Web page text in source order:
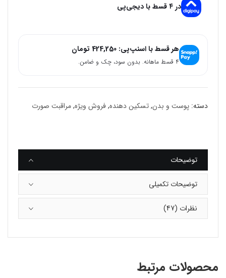
در ۴ قسط با دیجی‌پی
هر قسط با اسنپ‌پی: 424,250 تومان
۴ قسط ماهانه. بدون سود، چک و ضامن.
دسته: پوست و بدن,تسکین دهنده,فروش ویژه,مراقبت صورت
توضیحات
توضیحات تکمیلی
نظرات (47)
محصولات مرتبط